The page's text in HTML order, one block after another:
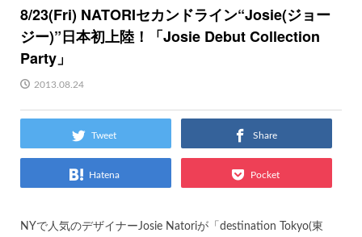
8/23(Fri) NATORIセカンドライン“Josie(ジョー
ジー)”日本初上陸！「Josie Debut Collection
Party」
2013.08.24
Tweet Share
Hatena Pocket
NYで人気のデザイナーJosie Natoriが「destination Tokyo(東